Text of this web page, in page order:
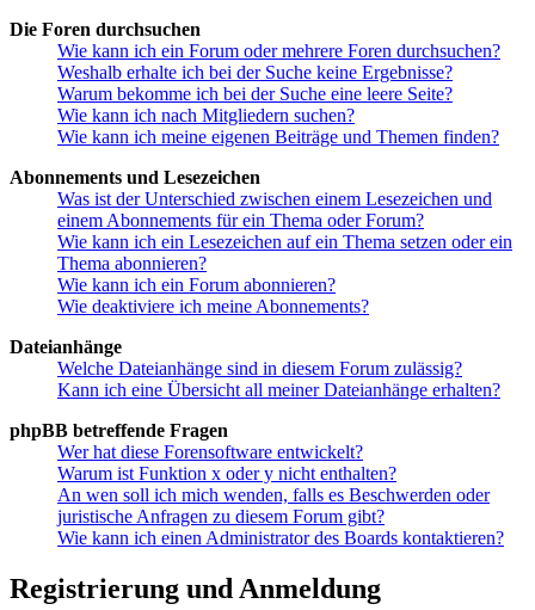
Die Foren durchsuchen
Wie kann ich ein Forum oder mehrere Foren durchsuchen?
Weshalb erhalte ich bei der Suche keine Ergebnisse?
Warum bekomme ich bei der Suche eine leere Seite?
Wie kann ich nach Mitgliedern suchen?
Wie kann ich meine eigenen Beiträge und Themen finden?
Abonnements und Lesezeichen
Was ist der Unterschied zwischen einem Lesezeichen und
einem Abonnements für ein Thema oder Forum?
Wie kann ich ein Lesezeichen auf ein Thema setzen oder ein
Thema abonnieren?
Wie kann ich ein Forum abonnieren?
Wie deaktiviere ich meine Abonnements?
Dateianhänge
Welche Dateianhänge sind in diesem Forum zulässig?
Kann ich eine Übersicht all meiner Dateianhänge erhalten?
phpBB betreffende Fragen
Wer hat diese Forensoftware entwickelt?
Warum ist Funktion x oder y nicht enthalten?
An wen soll ich mich wenden, falls es Beschwerden oder
juristische Anfragen zu diesem Forum gibt?
Wie kann ich einen Administrator des Boards kontaktieren?
Registrierung und Anmeldung